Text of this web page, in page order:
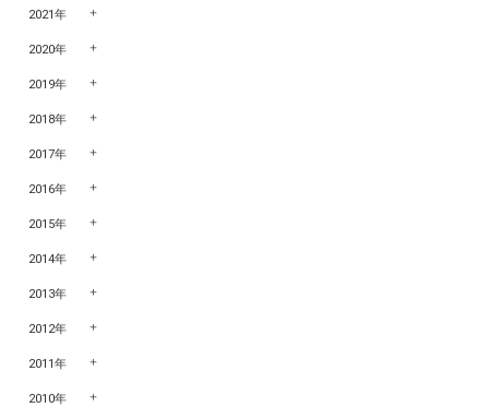
2021年
2020年
2019年
2018年
2017年
2016年
2015年
2014年
2013年
2012年
2011年
2010年